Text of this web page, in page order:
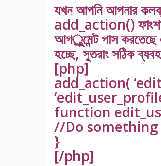
যখন আপনি আপনার
add_action()
আগর্ুমেন্ট পাস
হচ্ছে, সুতরাং সঠিক
[php]
add_action(
function
//Do
}
[/php]